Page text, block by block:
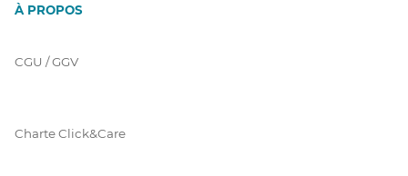
À PROPOS
CGU / GGV
Charte Click&Care